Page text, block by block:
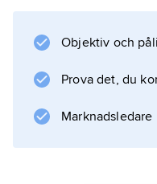
de bildade paren
energi mäts.
Objektiv och
Prova det, du
Marknadsledare